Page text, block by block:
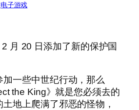
电子游戏
月 20 日添加了新的保护国
一些中世纪行动，那么
the King》就是您必须去的
地上爬满了邪恶的怪物，